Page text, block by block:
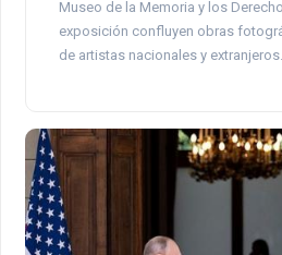
Museo de la Memoria y los
exposición confluyen obras
de artistas nacionales y extranjeros.